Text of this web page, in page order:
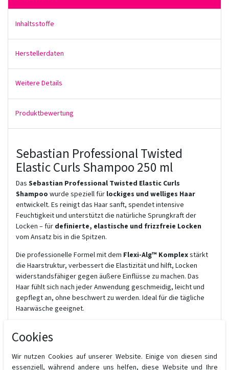
Inhaltsstoffe
Herstellerdaten
Weitere Details
Produktbewertung
Sebastian Professional Twisted
Elastic Curls Shampoo 250 ml
Das Sebastian Professional Twisted Elastic Curls
Shampoo wurde speziell für lockiges und welliges Haar
entwickelt. Es reinigt das Haar sanft, spendet intensive
Feuchtigkeit und unterstützt die natürliche Sprungkraft der
Locken – für definierte, elastische und frizzfreie Locken
vom Ansatz bis in die Spitzen.
Die professionelle Formel mit dem Flexi-Alg™ Komplexstärkt
die Haarstruktur, verbessert die Elastizität und hilft, Locken
widerstandsfähiger gegen äußere Einflüsse zu machen. Das
Haar fühlt sich nach jeder Anwendung geschmeidig, leicht und
gepflegt an, ohne beschwert zu werden. Ideal für die tägliche
Haarwäsche geeignet.
professionellen Einsatz oder für alle, die ihre Locken langfristig
Vorteile auf einen Blick:
Cookies
Wir nutzen Cookies auf unserer Website. Einige von diesen sind
essenziell, während andere uns helfen, diese Website und Ihre